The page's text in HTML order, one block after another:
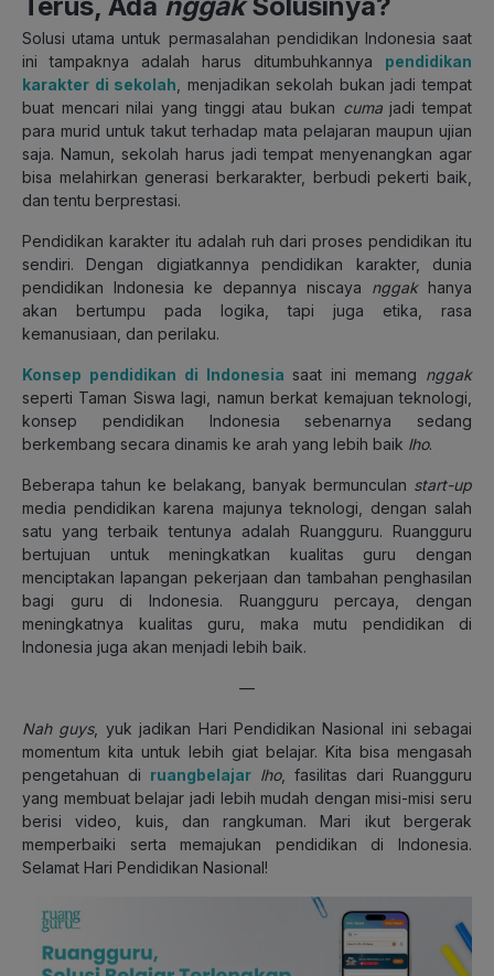
Solusi utama untuk permasalahan pendidikan Indonesia saat
ini tampaknya adalah harus ditumbuhkannya pendidikan
karakter di sekolah , menjadikan sekolah bukan jadi tempat
buat mencari nilai yang tinggi atau bukan cumajadi tempat
para murid untuk takut terhadap mata pelajaran maupun ujian
saja. Namun, sekolah harus jadi tempat menyenangkan agar
bisa melahirkan generasi berkarakter, berbudi pekerti baik,
dan tentu berprestasi.
Pendidikan karakter itu adalah ruh dari proses pendidikan itu
sendiri. Dengan digiatkannya pendidikan karakter, dunia
pendidikan Indonesia ke depannya niscaya nggakhanya
akan bertumpu pada logika, tapi juga etika, rasa
kemanusiaan, dan perilaku.
Konsep pendidikan di Indonesia saat ini memang nggak
seperti Taman Siswa lagi, namun berkat kemajuan teknologi,
konsep pendidikan Indonesia sebenarnya sedang
berkembang secara dinamis ke arah yang lebih baik lho.
Beberapa tahun ke belakang, banyak bermunculan start-up
media pendidikan karena majunya teknologi, dengan salah
satu yang terbaik tentunya adalah Ruangguru. Ruangguru
bertujuan untuk meningkatkan kualitas guru dengan
menciptakan lapangan pekerjaan dan tambahan penghasilan
bagi guru di Indonesia. Ruangguru percaya, dengan
meningkatnya kualitas guru, maka mutu pendidikan di
Indonesia juga akan menjadi lebih baik.
—
Nah guys, yuk jadikan Hari Pendidikan Nasional ini sebagai
momentum kita untuk lebih giat belajar. Kita bisa mengasah
pengetahuan di ruangbelajar lho, fasilitas dari Ruangguru
yang membuat belajar jadi lebih mudah dengan misi-misi seru
berisi video, kuis, dan rangkuman. Mari ikut bergerak
memperbaiki serta memajukan pendidikan di Indonesia.
Selamat Hari Pendidikan Nasional!